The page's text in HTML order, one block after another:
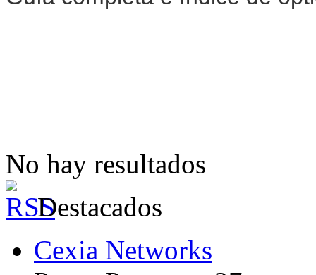
No hay resultados
Destacados
Cexia Networks